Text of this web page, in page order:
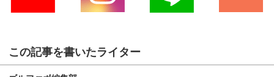
この記事を書いたライター